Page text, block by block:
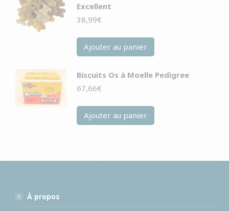
Excellent
38,99€
Ajouter au panier
Biscuits Os à Moelle Pedigree
67,66€
Ajouter au panier
À propos